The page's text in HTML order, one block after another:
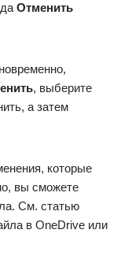
Отменить
, выберите
а затем
которые
вы сможете
См. статью
в OneDrive или